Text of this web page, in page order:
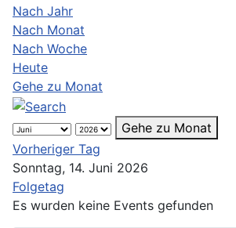
Nach Jahr
Nach Monat
Nach Woche
Heute
Gehe zu Monat
Gehe zu Monat
Vorheriger Tag
Sonntag, 14. Juni 2026
Folgetag
Es wurden keine Events gefunden